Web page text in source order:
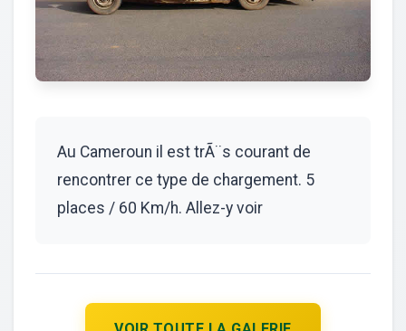
Au Cameroun il est trÃ¨s courant de
rencontrer ce type de chargement. 5
places / 60 Km/h. Allez-y voir